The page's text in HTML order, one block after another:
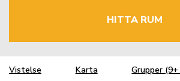
HITTA RUM
Vistelse Karta Grupper (9+